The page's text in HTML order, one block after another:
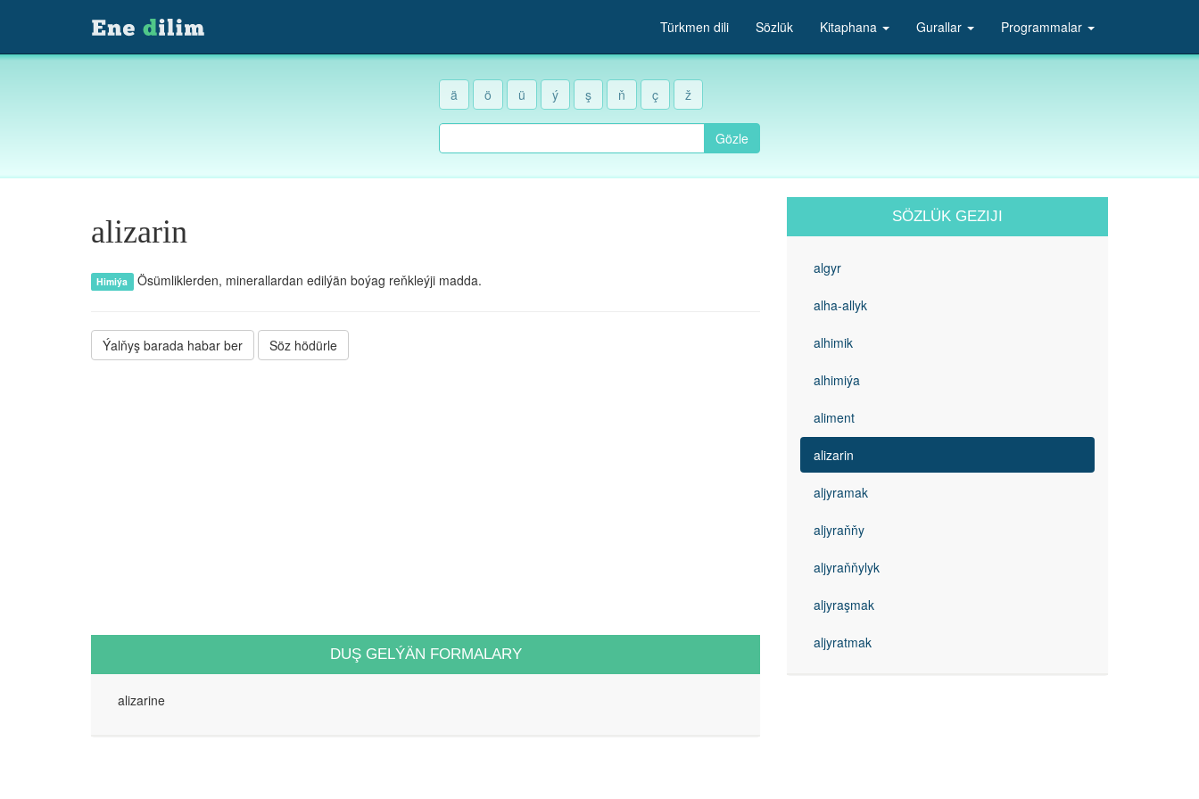
Türkmen dili Sözlük Kitaphana Gurallar Programmalar
ä ö ü ý ş ň ç ž
Gözle
alizarin
Himiýa Ösümliklerden, minerallardan edilýän boýag reňkleýji madda.
Ýalňyş barada habar ber Söz hödürle
DUŞ GELÝÄN FORMALARY
alizarine
SÖZLÜK GEZIJI
algyr
alha-allyk
alhimik
alhimiýa
aliment
alizarin
aljyramak
aljyraňňy
aljyraňňylyk
aljyraşmak
aljyratmak